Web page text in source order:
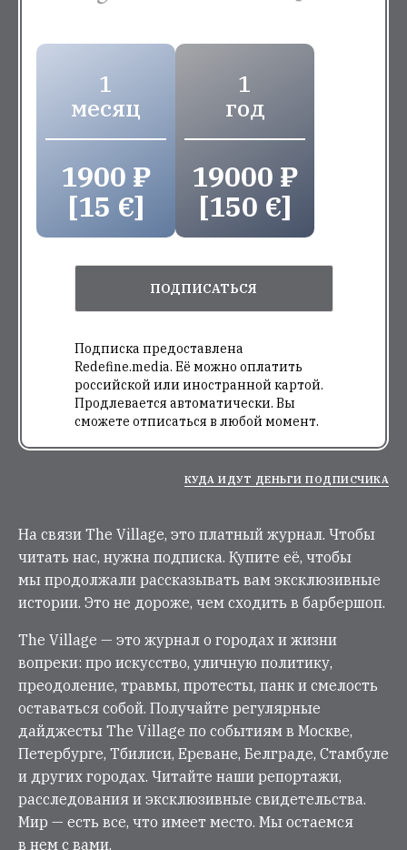
1
месяц
1900 ₽
[15 €]
1
год
19000 ₽
[150 €]
ПОДПИСАТЬСЯ
Подписка предоставлена
Redefine.media. Её можно оплатить
российской или иностранной картой.
Продлевается автоматически. Вы
сможете отписаться в любой момент.
КУДА ИДУТ ДЕНЬГИ ПОДПИСЧИКА
На связи The Village, это платный журнал. Чтобы
читать нас, нужна подписка. Купите её, чтобы
мы продолжали рассказывать вам эксклюзивные
истории. Это не дороже, чем сходить в барбершоп.
The Village — это журнал о городах и жизни
вопреки: про искусство, уличную политику,
преодоление, травмы, протесты, панк и смелость
оставаться собой. Получайте регулярные
дайджесты The Village по событиям в Москве,
Петербурге, Тбилиси, Ереване, Белграде, Стамбуле
и других городах. Читайте наши репортажи,
расследования и эксклюзивные свидетельства.
Мир — есть все, что имеет место. Мы остаемся
в нем с вами.